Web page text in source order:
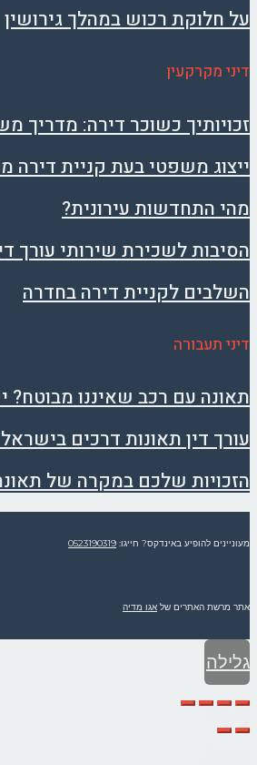
על חלוקת רכוש במהלך גירושין
דיני מקרקעין
זכויותיך כשוכר דירה: מדריך
ייצוג משפטי בעת קניית דירה
מהי התחדשות עירונית?
הסיבות לשכירת שירותי עורך
השלבים לקניית דירה בחדרה
דיני תעבורה
תאונה עם רכב שאיננו מבוטח?
עורך דין תאונות דרכים
הזכויות שלכם במקרה של
מעוניינים להופיע באינדקס? חייגו: 0523190319
אתר מרשת האתרים של אגו מדיה
גלילה
לראש